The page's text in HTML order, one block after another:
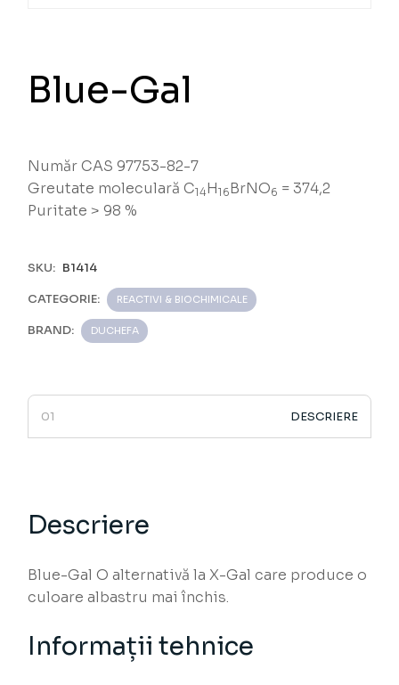
Blue-Gal
Număr CAS 97753-82-7
Greutate moleculară C14H16BrNO6 = 374,2
Puritate > 98 %
SKU: B1414
CATEGORIE: REACTIVI & BIOCHIMICALE
BRAND: DUCHEFA
DESCRIERE
Descriere
Blue-Gal O alternativă la X-Gal care produce o
culoare albastru mai închis.
Informații tehnice